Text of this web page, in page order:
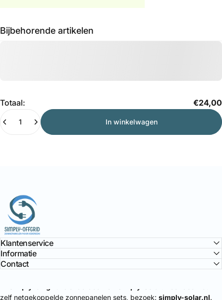
Bijbehorende artikelen
Totaal: €24,00
Hoeveelheid
In winkelwagen
Simply Offgrid
Klantenservice
Informatie
Contact
zelf netgekoppelde zonnepanelen sets, bezoek: simply-solar.nl.